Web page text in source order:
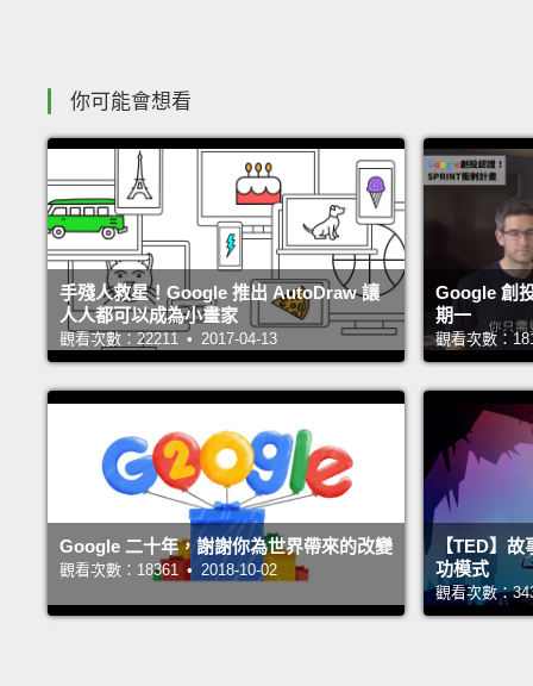
你可能會想看
手殘人救星！Google 推出 AutoDraw 讓
人人都可以成為小畫家
觀看次數：22211 • 2017-04-13
Google 創
期一
觀看次數：
Google 二十年，謝謝你為世界帶來的改變
觀看次數：18361 • 2018-10-02
【TED】
功模式
觀看次數：